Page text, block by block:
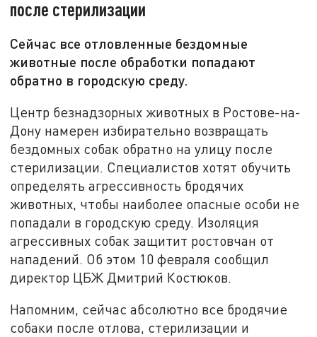
после стерилизации
Сейчас все отловленные бездомные
животные после обработки попадают
обратно в городскую среду.
Центр безнадзорных животных в Ростове-на-
Дону намерен избирательно возвращать
бездомных собак обратно на улицу после
стерилизации. Специалистов хотят обучить
определять агрессивность бродячих
животных, чтобы наиболее опасные особи не
попадали в городскую среду. Изоляция
агрессивных собак защитит ростовчан от
нападений. Об этом 10 февраля сообщил
директор ЦБЖ Дмитрий Костюков.
Напомним, сейчас абсолютно все бродячие
собаки после отлова, стерилизации и